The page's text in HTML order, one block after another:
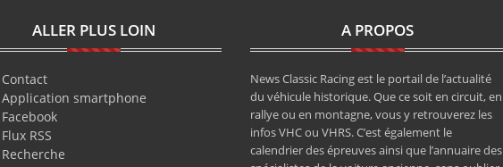
ALLER PLUS LOIN
Contact
Application smartphone
Facebook
Flux RSS
Recherche
A PROPOS
News Classic Racing est le portail de l’actualité
du véhicule historique. Que ce soit en circuit, en
rallye ou en montagne, vous y retrouverez les
infos VHC ou VHRS. C’est également le
calendrier des épreuves ainsi que l’annuaire des